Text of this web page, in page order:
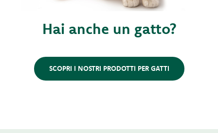
Hai anche un gatto?
SCOPRI I NOSTRI PRODOTTI PER GATTI